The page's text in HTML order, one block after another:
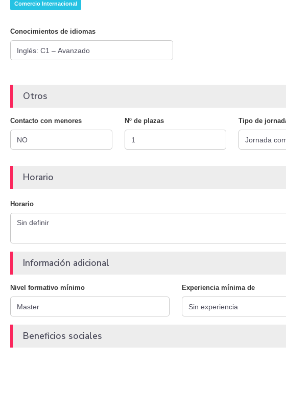
Comercio Internacional
Conocimientos de idiomas
Otros
Contacto con menores Nº de plazas Tipo de
Horario
Horario
Información adicional
Nivel formativo mínimo Experiencia mínima de
Beneficios sociales